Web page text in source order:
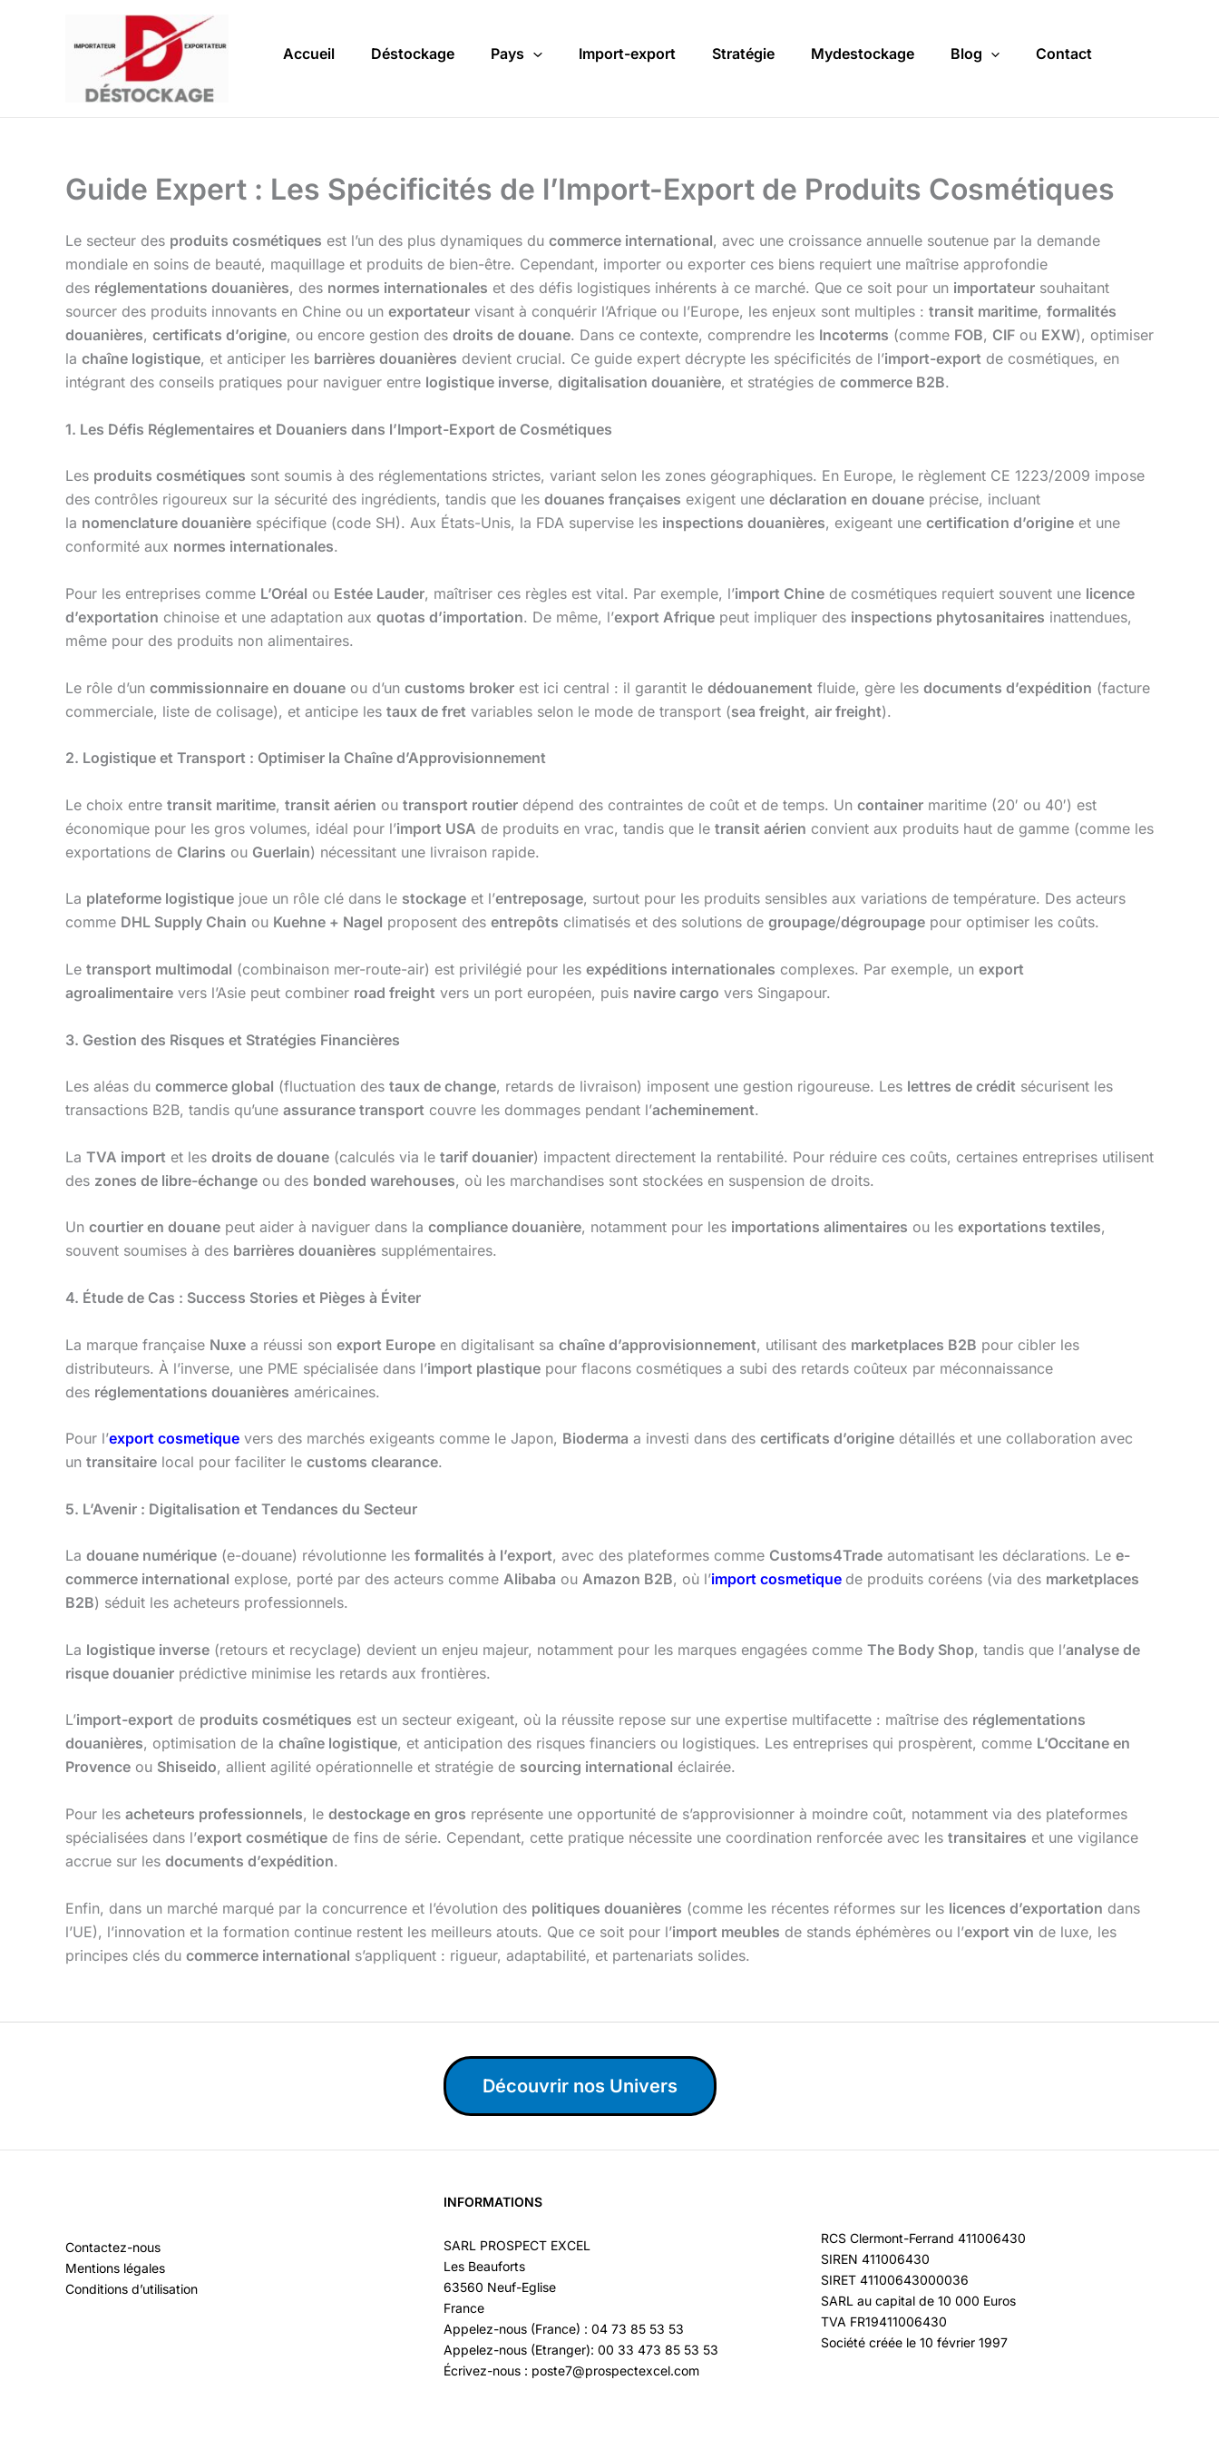
Accueil Déstockage Pays Import-export Stratégie Mydestockage Blog Contact
Guide Expert : Les Spécificités de l’Import-Export de Produits Cosmétiques
Le secteur des produits cosmétiques est l’un des plus dynamiques du commerce international, avec une croissance annuelle soutenue par la demande
mondiale en soins de beauté, maquillage et produits de bien-être. Cependant, importer ou exporter ces biens requiert une maîtrise approfondie
des réglementations douanières, des normes internationales et des défis logistiques inhérents à ce marché. Que ce soit pour un importateur souhaitant
sourcer des produits innovants en Chine ou un exportateur visant à conquérir l’Afrique ou l’Europe, les enjeux sont multiples : transit maritime, formalités
douanières, certificats d’origine, ou encore gestion des droits de douane. Dans ce contexte, comprendre les Incoterms (comme FOB, CIF ou EXW), optimiser
la chaîne logistique, et anticiper les barrières douanières devient crucial. Ce guide expert décrypte les spécificités de l’import-export de cosmétiques, en
intégrant des conseils pratiques pour naviguer entre logistique inverse, digitalisation douanière, et stratégies de commerce B2B.
1. Les Défis Réglementaires et Douaniers dans l’Import-Export de Cosmétiques
Les produits cosmétiques sont soumis à des réglementations strictes, variant selon les zones géographiques. En Europe, le règlement CE 1223/2009 impose
des contrôles rigoureux sur la sécurité des ingrédients, tandis que les douanes françaises exigent une déclaration en douane précise, incluant
la nomenclature douanière spécifique (code SH). Aux États-Unis, la FDA supervise les inspections douanières, exigeant une certification d’origine et une
conformité aux normes internationales.
Pour les entreprises comme L’Oréal ou Estée Lauder, maîtriser ces règles est vital. Par exemple, l’import Chine de cosmétiques requiert souvent une licence
d’exportation chinoise et une adaptation aux quotas d’importation. De même, l’export Afrique peut impliquer des inspections phytosanitaires inattendues,
même pour des produits non alimentaires.
Le rôle d’un commissionnaire en douane ou d’un customs broker est ici central : il garantit le dédouanement fluide, gère les documents d’expédition (facture
commerciale, liste de colisage), et anticipe les taux de fret variables selon le mode de transport (sea freight, air freight).
2. Logistique et Transport : Optimiser la Chaîne d’Approvisionnement
Le choix entre transit maritime, transit aérien ou transport routier dépend des contraintes de coût et de temps. Un container maritime (20′ ou 40′) est
économique pour les gros volumes, idéal pour l’import USA de produits en vrac, tandis que le transit aérien convient aux produits haut de gamme (comme les
exportations de Clarins ou Guerlain) nécessitant une livraison rapide.
La plateforme logistique joue un rôle clé dans le stockage et l’entreposage, surtout pour les produits sensibles aux variations de température. Des acteurs
comme DHL Supply Chain ou Kuehne + Nagel proposent des entrepôts climatisés et des solutions de groupage/dégroupage pour optimiser les coûts.
Le transport multimodal (combinaison mer-route-air) est privilégié pour les expéditions internationales complexes. Par exemple, un export
agroalimentaire vers l’Asie peut combiner road freight vers un port européen, puis navire cargo vers Singapour.
3. Gestion des Risques et Stratégies Financières
Les aléas du commerce global (fluctuation des taux de change, retards de livraison) imposent une gestion rigoureuse. Les lettres de crédit sécurisent les
transactions B2B, tandis qu’une assurance transport couvre les dommages pendant l’acheminement.
La TVA import et les droits de douane (calculés via le tarif douanier) impactent directement la rentabilité. Pour réduire ces coûts, certaines entreprises utilisent
des zones de libre-échange ou des bonded warehouses, où les marchandises sont stockées en suspension de droits.
Un courtier en douane peut aider à naviguer dans la compliance douanière, notamment pour les importations alimentaires ou les exportations textiles,
souvent soumises à des barrières douanières supplémentaires.
4. Étude de Cas : Success Stories et Pièges à Éviter
La marque française Nuxe a réussi son export Europe en digitalisant sa chaîne d’approvisionnement, utilisant des marketplaces B2B pour cibler les
distributeurs. À l’inverse, une PME spécialisée dans l’import plastique pour flacons cosmétiques a subi des retards coûteux par méconnaissance
des réglementations douanières américaines.
Pour l’export cosmetique vers des marchés exigeants comme le Japon, Bioderma a investi dans des certificats d’origine détaillés et une collaboration avec
un transitaire local pour faciliter le customs clearance.
5. L’Avenir : Digitalisation et Tendances du Secteur
La douane numérique (e-douane) révolutionne les formalités à l’export, avec des plateformes comme Customs4Trade automatisant les déclarations. Le e-
commerce international explose, porté par des acteurs comme Alibaba ou Amazon B2B, où l’import cosmetique de produits coréens (via des marketplaces
B2B) séduit les acheteurs professionnels.
La logistique inverse (retours et recyclage) devient un enjeu majeur, notamment pour les marques engagées comme The Body Shop, tandis que l’analyse de
risque douanier prédictive minimise les retards aux frontières.
L’import-export de produits cosmétiques est un secteur exigeant, où la réussite repose sur une expertise multifacette : maîtrise des réglementations
douanières, optimisation de la chaîne logistique, et anticipation des risques financiers ou logistiques. Les entreprises qui prospèrent, comme L’Occitane en
Provence ou Shiseido, allient agilité opérationnelle et stratégie de sourcing international éclairée.
Pour les acheteurs professionnels, le destockage en gros représente une opportunité de s’approvisionner à moindre coût, notamment via des plateformes
spécialisées dans l’export cosmétique de fins de série. Cependant, cette pratique nécessite une coordination renforcée avec les transitaires et une vigilance
accrue sur les documents d’expédition.
Enfin, dans un marché marqué par la concurrence et l’évolution des politiques douanières (comme les récentes réformes sur les licences d’exportation dans
l’UE), l’innovation et la formation continue restent les meilleurs atouts. Que ce soit pour l’import meubles de stands éphémères ou l’export vin de luxe, les
principes clés du commerce international s’appliquent : rigueur, adaptabilité, et partenariats solides.
Découvrir nos Univers
Contactez-nous
Mentions légales
Conditions d’utilisation
INFORMATIONS
SARL PROSPECT EXCEL
Les Beauforts
63560 Neuf-Eglise
France
Appelez-nous (France) : 04 73 85 53 53
Appelez-nous (Etranger): 00 33 473 85 53 53
Écrivez-nous : poste7@prospectexcel.com
RCS Clermont-Ferrand 411006430
SIREN 411006430
SIRET 41100643000036
SARL au capital de 10 000 Euros
TVA FR19411006430
Société créée le 10 février 1997